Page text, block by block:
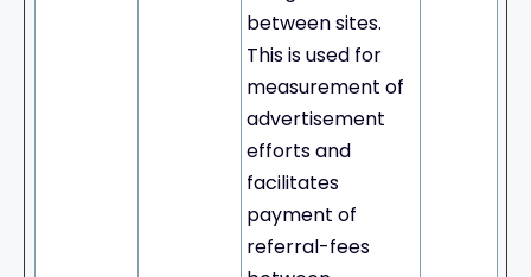
between sites.
This is used for
measurement of
advertisement
efforts and
facilitates
payment of
referral-fees